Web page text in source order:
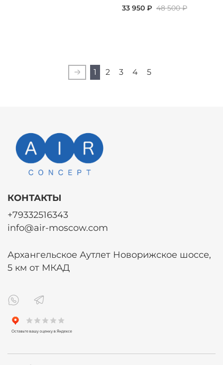
33 950 ₽ 48 500 ₽
1 2 3 4 5
КОНТАКТЫ
+79332516343
info@air-moscow.com
Архангельское Аутлет Новорижское шоссе,
5 км от МКАД